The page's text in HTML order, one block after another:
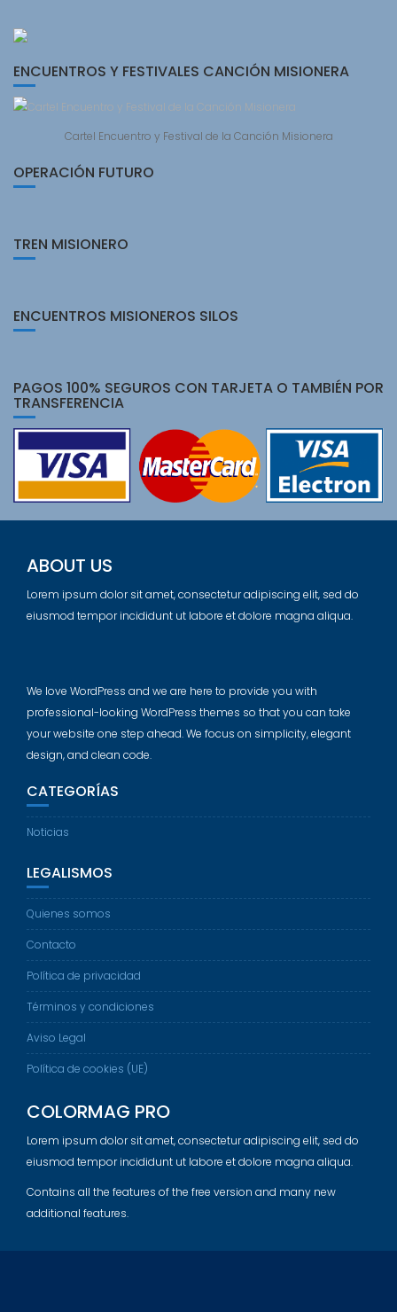
ENCUENTROS Y FESTIVALES CANCIÓN MISIONERA
Cartel Encuentro y Festival de la Canción Misionera
OPERACIÓN FUTURO
TREN MISIONERO
ENCUENTROS MISIONEROS SILOS
PAGOS 100% SEGUROS CON TARJETA O TAMBIÉN POR
TRANSFERENCIA
ABOUT US
Lorem ipsum dolor sit amet, consectetur adipiscing elit, sed do
eiusmod tempor incididunt ut labore et dolore magna aliqua.
We love WordPress and we are here to provide you with
professional-looking WordPress themes so that you can take
your website one step ahead. We focus on simplicity, elegant
design, and clean code.
CATEGORÍAS
Noticias
LEGALISMOS
Quienes somos
Contacto
Política de privacidad
Términos y condiciones
Aviso Legal
Política de cookies (UE)
COLORMAG PRO
Lorem ipsum dolor sit amet, consectetur adipiscing elit, sed do
eiusmod tempor incididunt ut labore et dolore magna aliqua.
Contains all the features of the free version and many new
additional features.